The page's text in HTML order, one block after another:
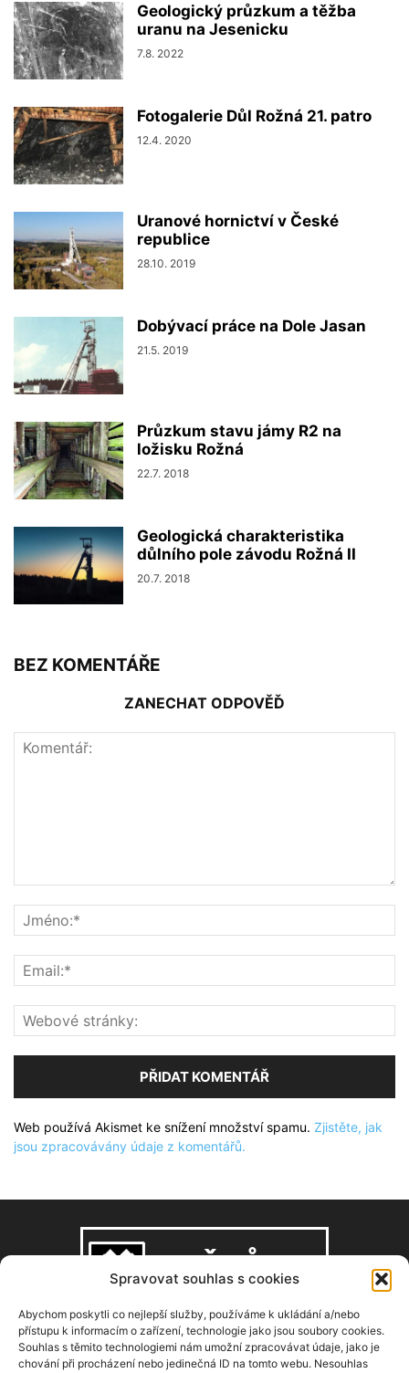
Spravovat souhlas s cookies
Abychom poskytli co nejlepší služby, používáme k ukládání a/nebo
přístupu k informacím o zařízení, technologie jako jsou soubory cookies.
Souhlas s těmito technologiemi nám umožní zpracovávat údaje, jako je
chování při procházení nebo jedinečná ID na tomto webu. Nesouhlas
Geologický průzkum a těžba
uranu na Jesenicku
7.8. 2022
Fotogalerie Důl Rožná 21. patro
12.4. 2020
Uranové hornictví v České
republice
28.10. 2019
Dobývací práce na Dole Jasan
21.5. 2019
Průzkum stavu jámy R2 na
ložisku Rožná
22.7. 2018
Geologická charakteristika
důlního pole závodu Rožná II
20.7. 2018
BEZ KOMENTÁŘE
ZANECHAT ODPOVĚĎ
Web používá Akismet ke snížení množství spamu. Zjistěte, jak
jsou zpracovávány údaje z komentářů.
O NÁS